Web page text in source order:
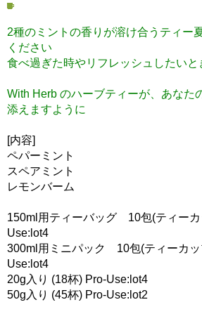
2種のミントの香りが溶け合うティー
ください
食べ過ぎた時やリフレッシュしたいと
With Herb のハーブティーが、あなた
添えますように
[内容]
ペパーミント
スペアミント
レモンバーム
150ml用ティーバッグ 10包(ティーカ
Use:lot4
300ml用ミニパック 10包(ティーカッ
Use:lot4
20g入り (18杯) Pro-Use:lot4
50g入り (45杯) Pro-Use:lot2